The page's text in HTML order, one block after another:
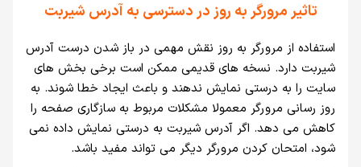
تاثير مرورگر به روز در دسترسی به آدرس شيربت
استفاده از مرورگر به روز نقش مهمی در باز شدن درست آدرس
شيربت دارد. نسخه های قديمی ممكن است برخی بخش های
سايت را به درستی نمايش ندهند و باعث ايجاد خطا شوند. به
روز رسانی مرورگر معمولا مشكلات مربوط به سازگاری صفحه را
كاهش می دهد. اگر آدرس شيربت به درستی نمايش داده نمی
شود، امتحان كردن مرورگر ديگر می تواند مفيد باشد.